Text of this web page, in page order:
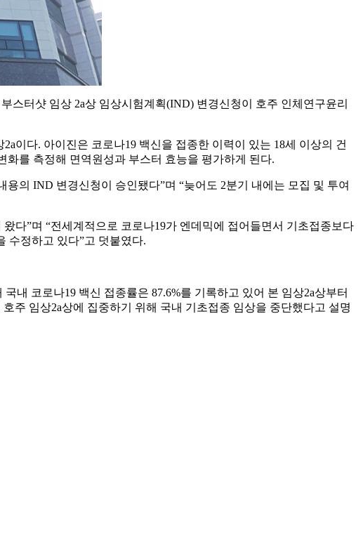
스터샷 임상 2a상 임상시험계획(IND) 변경신청이 호주 인체연구윤리
이다. 아이진은 코로나19 백신을 접종한 이력이 있는 18세 이상의 건
화를 측정해 면역원성과 부스터 효능을 평가하게 된다.
의 IND 변경신청이 승인됐다”며 “늦어도 2분기 내에는 모집 및 투여
다”며 “전세계적으로 코로나19가 엔데믹에 접어들면서 기초접종보다
수정하고 있다”고 덧붙였다.
내 코로나19 백신 접종률은 87.6%를 기록하고 있어 본 임상2a상부터
주 임상2a상에 집중하기 위해 국내 기초접종 임상을 중단했다고 설명